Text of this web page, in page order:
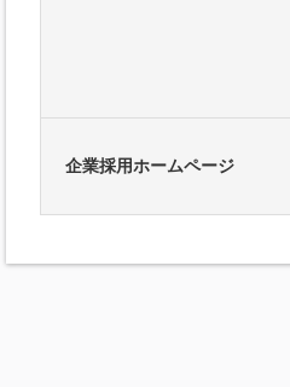
企業採用ホームページ